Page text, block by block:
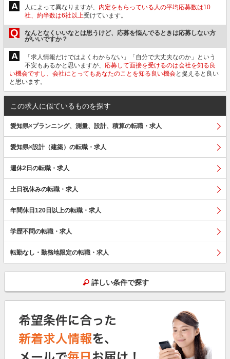
A 人によって異なりますが、 内定をもらっている人の平均応募数は10
社、約半数は6社以上受けています。
Q
なんとなくいいなとは思うけど、応募を悩んでるときは応募しない方
がいいですか？
A
「求人情報だけではよくわからない」「自分で大丈夫なのか」という
不安もあるかと思いますが、 応募して面接を受けるのは会社を知る良
い機会ですし、会社にとってもあなたのことを知る良い機会と捉えると良い
と思います。
この求人に似ているものを探す
愛知県×プランニング、測量、設計、積算の転職・求人
愛知県×設計（建築）の転職・求人
週休2日の転職・求人
土日祝休みの転職・求人
年間休日120日以上の転職・求人
学歴不問の転職・求人
転勤なし・勤務地限定の転職・求人
詳しい条件で探す